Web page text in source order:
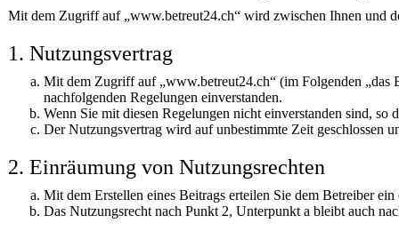
Mit dem Zugriff auf „www.betreut24.ch“ wird zwischen Ihnen und
1. Nutzungsvertrag
Mit dem Zugriff auf „www.betreut24.ch“ (im Folgenden „das
nachfolgenden Regelungen einverstanden.
Wenn Sie mit diesen Regelungen nicht einverstanden sind,
Der Nutzungsvertrag wird auf unbestimmte Zeit geschlossen
2. Einräumung von Nutzungsrechten
Mit dem Erstellen eines Beitrags erteilen Sie dem Betreiber
Das Nutzungsrecht nach Punkt 2, Unterpunkt a bleibt auch